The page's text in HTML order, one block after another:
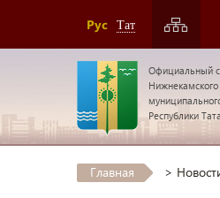
Рус Тат
Официальный
Нижнекамского
Республики
Главная >